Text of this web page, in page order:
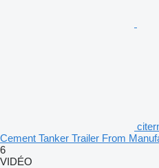
Cement Tanker Trailer From
6
VIDÉO